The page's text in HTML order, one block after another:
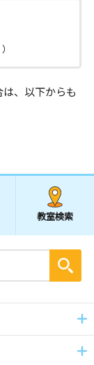
、以下からも
教室検索